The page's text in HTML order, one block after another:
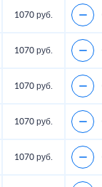
1070 руб.
1070 руб.
1070 руб.
1070 руб.
1070 руб.